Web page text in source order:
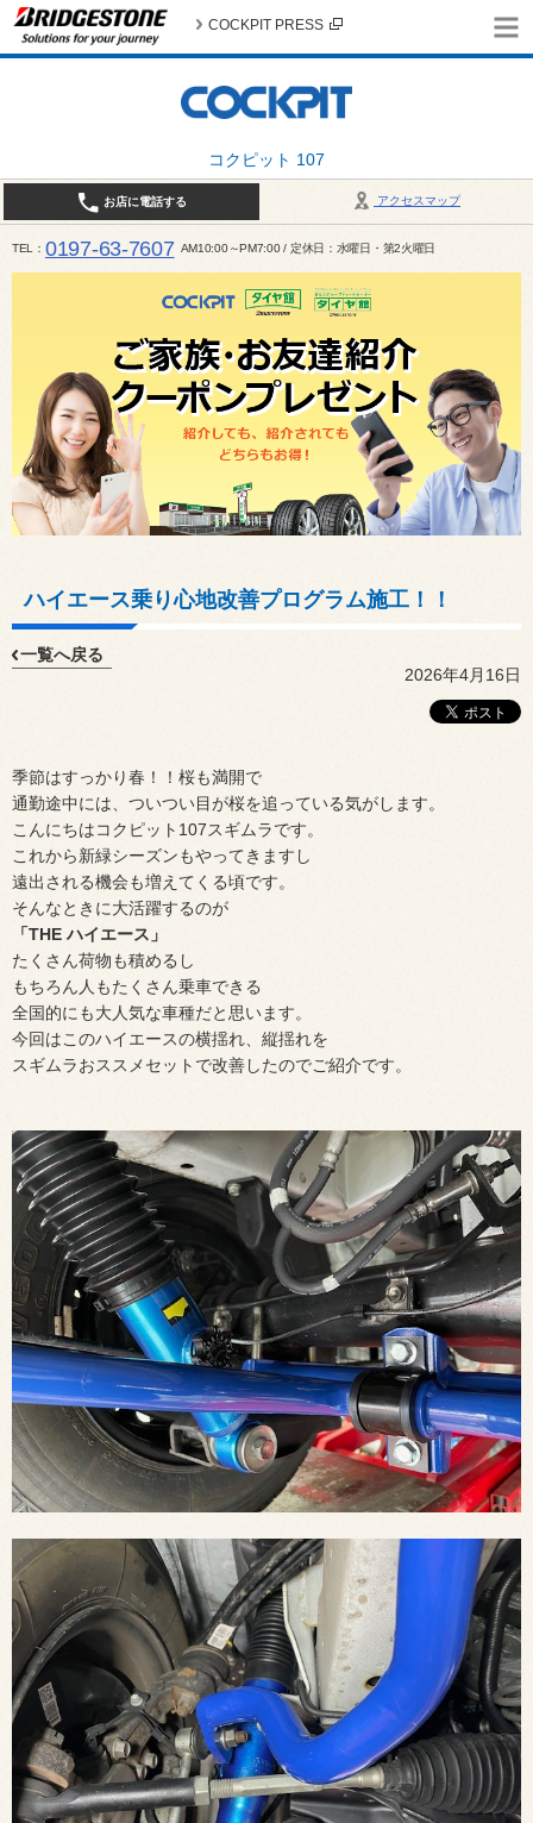
コクピット 107
COCKPIT PRESS
アクセスマップ
お店に電話する
TEL 0197-63-7607 AM10:00～PM7:00 / 定休日：水曜日・第2火曜日
ハイエース乗り心地改善プログラム施工！！
一覧へ戻る
2026年4月16日
季節はすっかり春！！桜も満開で
通勤途中には、ついつい目が桜を追っている気がします。
こんにちはコクピット 107スギムラです。
これから新緑シーズンもやってきますし
遠出される機会も増えてくる頃です。
そんなときに大活躍するのが
「THE ハイエース」
たくさん荷物も積めるし
もちろん人もたくさん乗車できる
全国的にも大人気な車種だと思います。
今回はこのハイエースの横揺れ、縦揺れを
スギムラおススメセットで改善したのでご紹介です。